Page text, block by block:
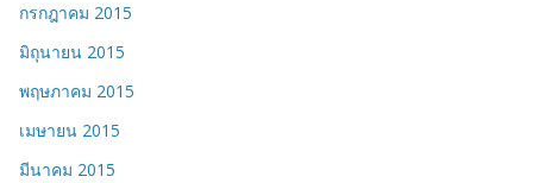
กรกฎาคม 2015
มิถุนายน 2015
พฤษภาคม 2015
เมษายน 2015
มีนาคม 2015